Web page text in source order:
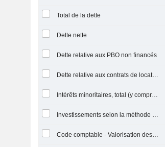
Total de la dette
Dette nette
Dette relative aux PBO non financés
Dette relative aux contrats de location
Intérêts minoritaires, total (y compris la division financière)
Investissements selon la méthode de la mise en équivalence, total
Code comptable - Valorisation des stocks